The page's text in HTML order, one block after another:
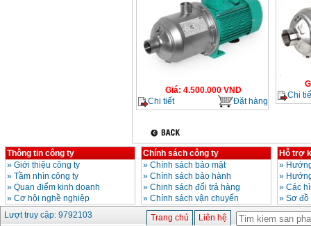
Giá: 4.500.000VND
Chi tiết
Đặt hàng
Chi
Thông tin công ty
» Giới thiệu công ty
» Tầm nhìn công ty
» Quan điểm kinh doanh
» Cơ hội nghề nghiệp
Chính sách công ty
» Chính sách bảo mật
» Chính sách bảo hành
» Chinh sách đổi trả hàng
» Chính sách vận chuyển
Hỗ trợ
»
»
» Các
» Sơ
Lượt truy cập: 9792103
Trang chủ Liên hệ